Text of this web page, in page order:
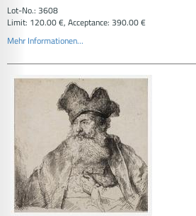
Lot-No.: 3608
Limit: 120.00 €, Acceptance: 390.00 €
Mehr Informationen...